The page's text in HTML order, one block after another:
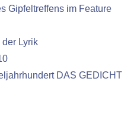
Gipfeltreffens im Feature
der Lyrik
DAS GEDICHT